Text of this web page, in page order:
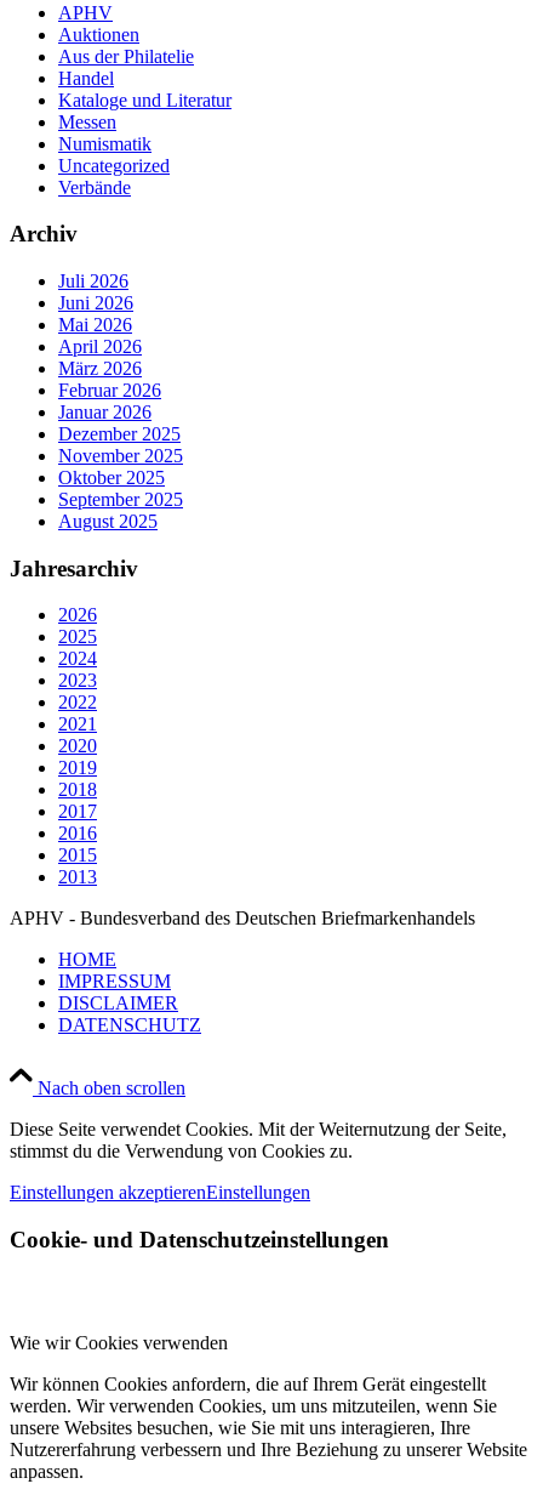
APHV
Auktionen
Aus der Philatelie
Handel
Kataloge und Literatur
Messen
Numismatik
Uncategorized
Verbände
Archiv
Juli 2026
Juni 2026
Mai 2026
April 2026
März 2026
Februar 2026
Januar 2026
Dezember 2025
November 2025
Oktober 2025
September 2025
August 2025
Jahresarchiv
2026
2025
2024
2023
2022
2021
2020
2019
2018
2017
2016
2015
2013
APHV - Bundesverband des Deutschen Briefmarkenhandels
HOME
IMPRESSUM
DISCLAIMER
DATENSCHUTZ
Nach oben scrollen
Diese Seite verwendet Cookies. Mit der Weiternutzung der Seite,
stimmst du die Verwendung von Cookies zu.
Einstellungen akzeptierenEinstellungen
Cookie- und Datenschutzeinstellungen
Wie wir Cookies verwenden
Wir können Cookies anfordern, die auf Ihrem Gerät eingestellt
werden. Wir verwenden Cookies, um uns mitzuteilen, wenn Sie
unsere Websites besuchen, wie Sie mit uns interagieren, Ihre
Nutzererfahrung verbessern und Ihre Beziehung zu unserer Website
anpassen.